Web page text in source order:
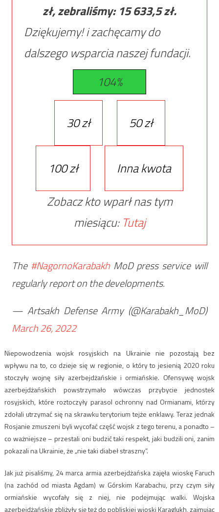
zł, zebraliśmy: 15 633,5zł.
Dziękujemy! i zachęcamy do
dalszego wsparcia naszej fundacji.
104%
30 zł 50 zł
100 zł
Inna kwota
Zobacz kto wparł nas tym
miesiącu: Tutaj
The #NagornoKarabakhMoD press service will
regularly report on the developments.
— Artsakh Defense Army (@Karabakh_MoD)
March 26, 2022
Niepowodzenia wojsk rosyjskich na Ukrainie nie pozostają bez
wpływu na to, co dzieje się w regionie, o który to jesienią 2020 roku
stoczyły wojnę siły azerbejdżańskie i ormiańskie. Ofensywę wojsk
azerbejdżańskich powstrzymało wówczas przybycie jednostek
rosyjskich, które roztoczyły parasol ochronny nad Ormianami, którzy
zdołali utrzymać się na skrawku terytorium tejże enklawy. Teraz jednak
Rosjanie zmuszeni byli wycofać część wojsk z tego terenu, a ponadto –
co ważniejsze – przestali oni budzić taki respekt, jaki budzili oni, zanim
pokazali na Ukrainie, że „nie taki diabeł straszny”.
Jak już pisaliśmy, 24 marca armia azerbejdżańska zajęła wioskę Faruch
(na zachód od miasta Agdam) w Górskim Karabachu, przy czym siły
ormiańskie wycofały się z niej, nie podejmując walki. Wojska
azerbejdżańskie zbliżyły się też do pobliskiej wioski Karaglukh, zajmując